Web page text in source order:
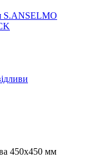
S.ANSELMO
450х450 мм